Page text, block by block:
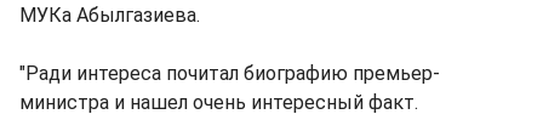
МУКа Абылгазиева.
"Ради интереса почитал биографию премьер-
министра и нашел очень интересный факт.